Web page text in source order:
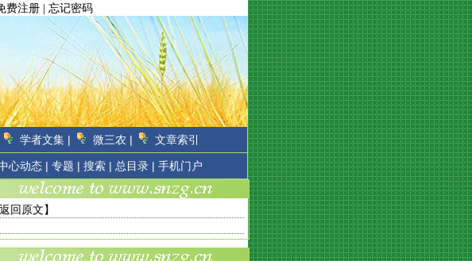
费注册 忘记密码
学者文集 | 微三农 | 文章索引
心动态 | 专题 | 搜索 | 总目录 | 手机门户
返回原文】